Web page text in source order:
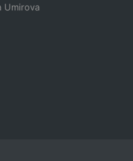
Umirova